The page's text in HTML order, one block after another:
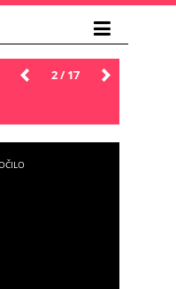
Starejše
2 / 17
Novejše